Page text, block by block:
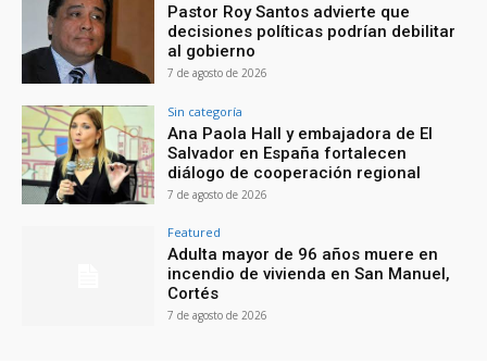
Pastor Roy Santos advierte que
decisiones políticas podrían debilitar
al gobierno
7 de agosto de 2026
Sin categoría
Ana Paola Hall y embajadora de El
Salvador en España fortalecen
diálogo de cooperación regional
7 de agosto de 2026
Featured
Adulta mayor de 96 años muere en
incendio de vivienda en San Manuel,
Cortés
7 de agosto de 2026